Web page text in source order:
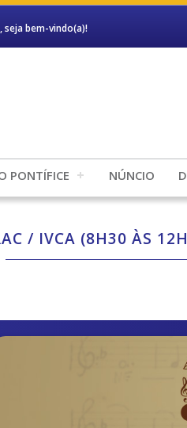
seja bem-vindo(a)!
PONTÍFICE NÚNCIO
/ IVCA (8H30 ÀS